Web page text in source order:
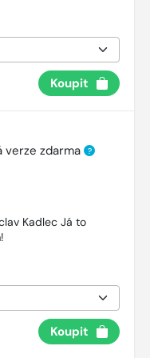
Koupit
zdarma ?
Kadlec Já to
Koupit